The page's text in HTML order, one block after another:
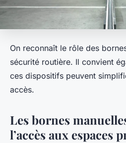
On reconnaît le rôle des
sécurité routière. Il convient
ces dispositifs peuvent
accès.
Les bornes
l’accès aux espaces